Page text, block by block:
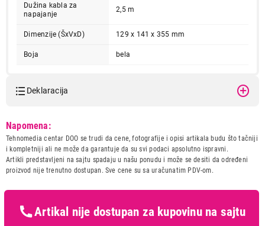
Dužina kabla za
napajanje
2,5 m
Dimenzije (ŠxVxD) 129 x 141 x 355 mm
Boja bela
Deklaracija
Naziv i vrsta robe:
PEGLA
Uvoznik:
MISON D.O.O.
Zemlja porekla:
KINA
kupaca po osnovu zakona o
Napomena:
Tehnomedia centar DOO se trudi da cene, fotografije i opisi artikala budu što tačniji
i kompletniji ali ne može da garantuje da su svi podaci apsolutno ispravni.
Artikli predstavljeni na sajtu spadaju u našu ponudu i može se desiti da određeni
proizvod nije trenutno dostupan. Sve cene su sa uračunatim PDV-om.
Artikal nije dostupan za kupovinu na sajtu
PEGLE
PHILIPS STH7030/10
Proizvod je dodat u korpu.
Završi kupovinu